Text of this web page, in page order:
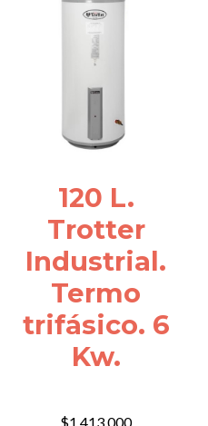
120 L.
Trotter
Industrial.
Termo
trifásico. 6
Kw.
$1.413.000